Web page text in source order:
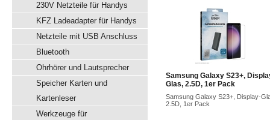
230V Netzteile für Handys
KFZ Ladeadapter für Handys
Netzteile mit USB Anschluss
Bluetooth
Ohrhörer und Lautsprecher
Speicher Karten und
Kartenleser
Werkzeuge für
Samsung Galaxy S23+,
Glas, 2.5D, 1er Pack
Samsung Galaxy S23+, Display-
2.5D, 1er Pack